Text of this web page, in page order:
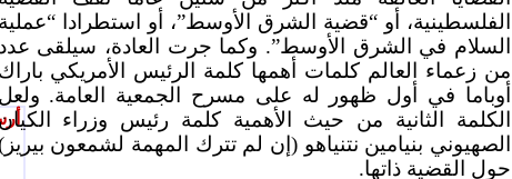
الفلسطينية، أو “قضية الشرق الأوسط”، أو استطرادا
السلام في الشرق الأوسط”. وكما جرت العادة، سيلقى
من زعماء العالم كلمات أهمها كلمة الرئيس الأمريكي
أوباما في أول ظهور له على مسرح الجمعية العامة.
الكلمة الثانية من حيث الأهمية كلمة رئيس وزراء
الصهيوني بنيامين نتنياهو (إن لم تترك المهمة لشمعون
حول القضية ذاتها.